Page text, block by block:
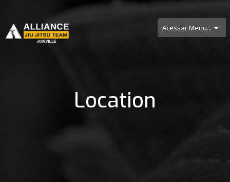
Acessar Menu...
Location